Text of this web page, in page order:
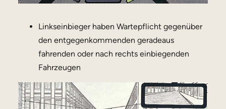
Linkseinbieger haben Wartepflicht gegenüber
den entgegenkommenden geradeaus
fahrenden oder nach rechts einbiegenden
Fahrzeugen